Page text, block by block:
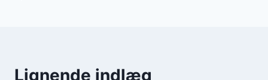
Lignende indlæg